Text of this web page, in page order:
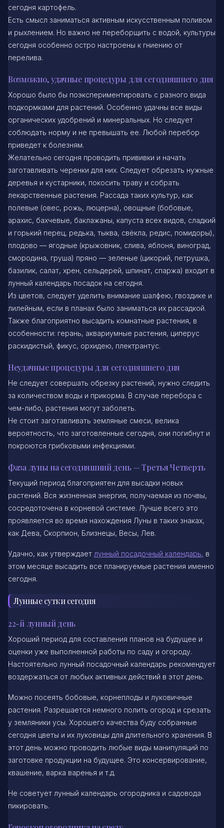
сегодня картофель.
Есть смысл заниматься активным искусственным поливом
и рыхлением. Но важно не переборщить с водой, культуры
сегодня особенно остро настроены к гниению от
перелива.
Возможно, удачные процедуры для сегодняшнего дня
Хорошо было бы поэкспериментировать с разного вида
подкормками для растений. Особенно удачны все виды
органических удобрений и минеральных. Но следует
соблюдать норму и не превышать ее. Любой перебор
приведет к болезням.
Желательно сегодня проводить прививки и начать
заготавливать черенки для них. Следует обрезать нужные
деревья и кустарники, покосить траву и собрать
лекарственные растения. Рассада таких культур, как
полевые (овес, рожь, люцерна), овощные (бобовые,
арахис, бахчевые, баклажаны, капуста всех видов, сладкий
и горький перец, редька, тыква, свёкла, редис, помидоры),
плодово — ягодные (крыжовник, слива, яблоня, виноград,
смородина, груша) пряно — зеленые (цикорий, петрушка,
базилик, салат, хрен, сельдерей, шпинат, спаржа) входит в
лунный календарь посадок на сегодня.
Из цветов, следует уделить внимание шалфею, гвоздике и
лилейным, если в планах было заниматься их рассадкой.
Также благоприятно высадить комнатные растения, в
особенности: герань, аквариумные растения, циперус
раскидистый, фикус, орхидею, плектрантус.
Неудачные процедуры для сегодняшнего дня
Не следует совершать обрезку растений, нужно следить
за количеством воды и прикорма. В случае перебора с
чем-либо, растения могут заболеть.
Не стоит заготавливать земляные смеси, велика
вероятность, что заготовленные сегодня, они погибнут и
покроются грибковыми инфекциями.
Фаза луны на сегодняшний день — Третья Четверть
Текущий период благоприятен для высадки новых
растений. Вся жизненная энергия, получаемая из почвы,
сосредоточена в корневой системе. Лучше всего это
проявляется во время нахождения Луны в таких знаках,
как Дева, Скорпион, Близнецы, Весы, Лев.
Удачно, как утверждает лунный посадочный календарь, в
этом месяце высадить все планируемые растения именно
сегодня.
Лунные сутки сегодня
22-й лунный день
Хороший период для составления планов на будущее и
оценки уже выполненной работы по саду и огороду.
Настоятельно лунный посадочный календарь рекомендует
воздержаться от любых активных действий в этот день.
Можно посеять бобовые, корнеплоды и луковичные
растения. Разрешается немного полить огород и срезать
у земляники усы. Хорошего качества буду собранные
сегодня цветы и их луковицы для длительного хранения. В
этот день можно проводить любые виды манипуляций по
заготовке продукции на будущее. Это консервирование,
квашение, варка варенья и т.д.
Не советует лунный календарь огородника и садовода
пикировать.